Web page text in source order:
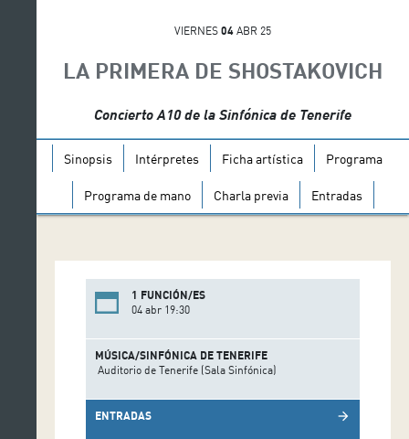
VIERNES 04 ABR 25
LA PRIMERA DE SHOSTAKOVICH
Concierto A10 de la Sinfónica de Tenerife
Sinopsis Intérpretes Ficha artística Programa
Programa de mano Charla previa Entradas
1 FUNCIÓN/ES
04 abr 19:30
MÚSICA/SINFÓNICA DE TENERIFE
Auditorio de Tenerife (Sala Sinfónica)
ENTRADAS arrow_forward